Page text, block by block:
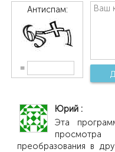
Антиспам:
=
Юрий
Эта
преобразования в